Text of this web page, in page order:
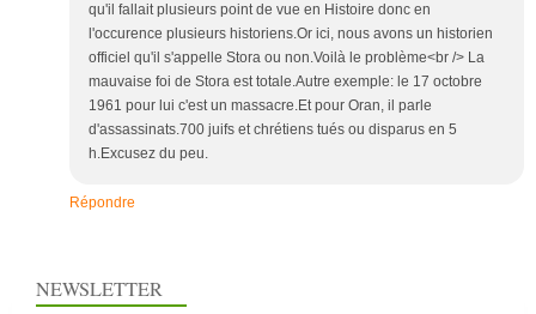
qu'il fallait plusieurs point de vue en Histoire donc en
l'occurence plusieurs historiens.Or ici, nous avons un historien
officiel qu'il s'appelle Stora ou non.Voilà le problème<br /> La
mauvaise foi de Stora est totale.Autre exemple: le 17 octobre
1961 pour lui c'est un massacre.Et pour Oran, il parle
d'assassinats.700 juifs et chrétiens tués ou disparus en 5
h.Excusez du peu.
Répondre
NEWSLETTER